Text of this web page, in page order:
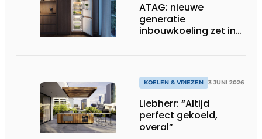
ATAG: nieuwe
generatie
inbouwkoeling zet in
KOELEN & VRIEZEN 3 JUNI 2026
Liebherr: “Altijd
perfect gekoeld,
overal”